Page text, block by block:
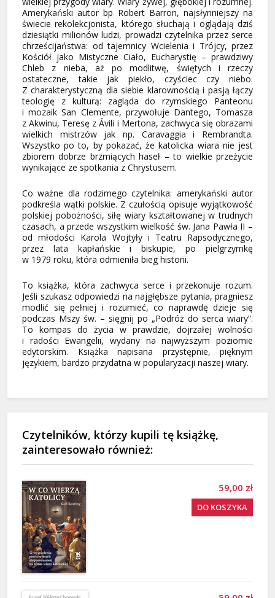
Amerykański autor bp Robert Barron, najsłynniejszy na
świecie rekolekcjonista, którego słuchają i oglądają dziś
dziesiątki milionów ludzi, prowadzi czytelnika przez serce
chrześcijaństwa: od tajemnicy Wcielenia i Trójcy, przez
Kościół jako Mistyczne Ciało, Eucharystię – prawdziwy
Chleb z nieba, aż po modlitwę, świętych i rzeczy
ostateczne, takie jak piekło, czyściec czy niebo.
Z charakterystyczną dla siebie klarownością i pasją łączy
teologię z kulturą: zagląda do rzymskiego Panteonu
i mozaik San Clemente, przywołuje Dantego, Tomasza
z Akwinu, Teresę z Ávili i Mertona, zachwyca się obrazami
wielkich mistrzów jak np. Caravaggia i Rembrandta.
Wszystko po to, by pokazać, że katolicka wiara nie jest
zbiorem dobrze brzmiących haseł – to wielkie przeżycie
wynikające ze spotkania z Chrystusem.
Co ważne dla rodzimego czytelnika: amerykański autor
podkreśla wątki polskie. Z czułością opisuje wyjątkowość
polskiej pobożności, siłę wiary kształtowanej w trudnych
czasach, a przede wszystkim wielkość św. Jana Pawła II –
od młodości Karola Wojtyły i Teatru Rapsodycznego,
przez lata kapłańskie i biskupie, po pielgrzymkę
w 1979 roku, która odmieniła bieg historii.
To książka, która zachwyca serce i przekonuje rozum.
Jeśli szukasz odpowiedzi na najgłębsze pytania, pragniesz
modlić się pełniej i rozumieć, co naprawdę dzieje się
podczas Mszy św. – sięgnij po „Podróż do serca wiary”.
To kompas do życia w prawdzie, dojrzałej wolności
i radości Ewangelii, wydany na najwyższym poziomie
edytorskim. Książka napisana przystępnie, pięknym
językiem, bardzo przydatna w popularyzacji naszej wiary.
Czytelników, którzy kupili tę książkę,
zainteresowało również:
59,00 zł
DO KOSZYKA